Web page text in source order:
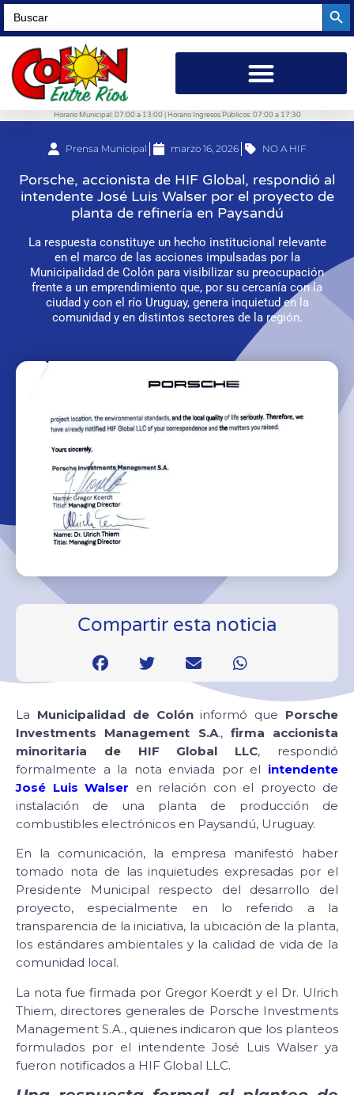
Search
for:
Horario Municipal: 07:00 a 13:00 | Horario Ingresos Públicos: 07:00 a 17:30
Prensa Municipal marzo 16, 2026 NO A HIF
Porsche, accionista de HIF Global, respondió al
intendente José Luis Walser por el proyecto de
planta de refinería en Paysandú
La respuesta constituye un hecho institucional relevante
en el marco de las acciones impulsadas por la
Municipalidad de Colón para visibilizar su preocupación
frente a un emprendimiento que, por su cercanía con la
ciudad y con el río Uruguay, genera inquietud en la
comunidad y en distintos sectores de la región.
Compartir esta noticia
La Municipalidad de Colóninformó que Porsche
Investments Management S.A., firma accionista
minoritaria de HIF Global LLC, respondió
formalmente a la nota enviada por el intendente
José Luis Walser en relación con el proyecto de
instalación de una planta de producción de
combustibles electrónicos en Paysandú, Uruguay.
En la comunicación, la empresa manifestó haber
tomado nota de las inquietudes expresadas por el
Presidente Municipal respecto del desarrollo del
proyecto, especialmente en lo referido a la
transparencia de la iniciativa, la ubicación de la planta,
los estándares ambientales y la calidad de vida de la
comunidad local.
La nota fue firmada por Gregor Koerdt y el Dr. Ulrich
Thiem, directores generales de Porsche Investments
Management S.A., quienes indicaron que los planteos
formulados por el intendente José Luis Walser ya
fueron notificados a HIF Global LLC.